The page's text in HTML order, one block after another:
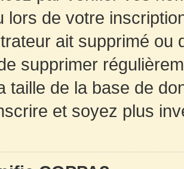
lors de votre
ait supprimé
supprimer
taille de la base de
et soyez plus